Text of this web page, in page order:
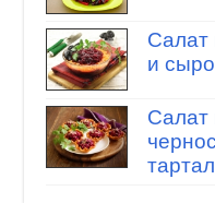
Салат
и
Салат